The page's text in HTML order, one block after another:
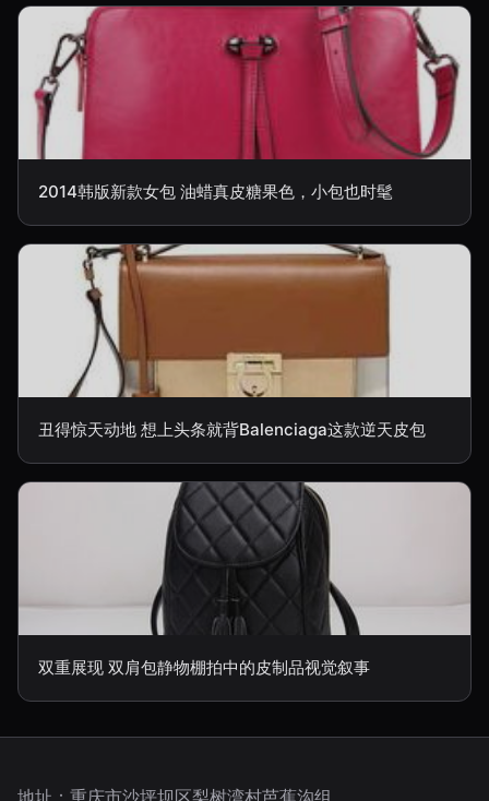
2014韩版新款女包 油蜡真皮糖果色，小包也时髦
丑得惊天动地 想上头条就背Balenciaga这款逆天皮包
双重展现 双肩包静物棚拍中的皮制品视觉叙事
地址：重庆市沙坪坝区梨树湾村芭蕉沟组